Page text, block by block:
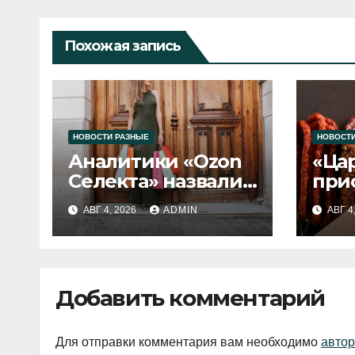
Похожая запись
НОВОСТИ РАЗНЫЕ
Аналитики «Ozon
Селекта» назвали
fashion-тренды
2026 года
АВГ 4, 2026 ADMIN АВГ
Добавить комментарий
Для отправки комментария вам необходимо